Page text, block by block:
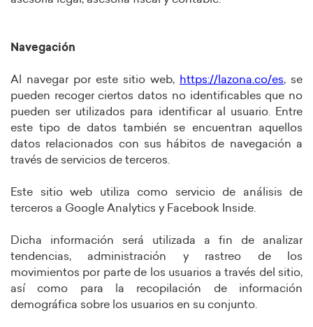
Navegación
Al navegar por este sitio web, https://lazona.co/es, se
pueden recoger ciertos datos no identificables que no
pueden ser utilizados para identificar al usuario. Entre
este tipo de datos también se encuentran aquellos
datos relacionados con sus hábitos de navegación a
través de servicios de terceros.
Este sitio web utiliza como servicio de análisis de
terceros a Google Analytics y Facebook Inside.
Dicha información será utilizada a fin de analizar
tendencias, administración y rastreo de los
movimientos por parte de los usuarios a través del sitio,
así como para la recopilación de información
demográfica sobre los usuarios en su conjunto.